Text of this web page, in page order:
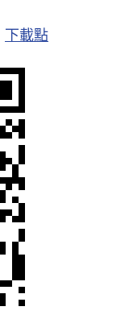
下載點